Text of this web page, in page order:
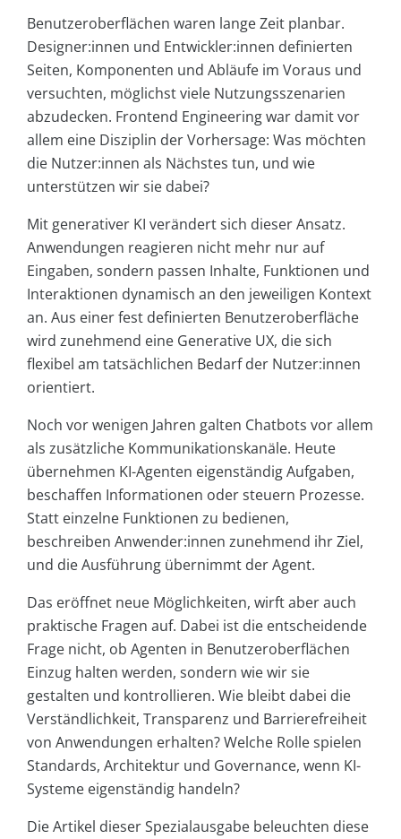
Benutzeroberflächen waren lange Zeit planbar.
Designer:innen und Entwickler:innen definierten
Seiten, Komponenten und Abläufe im Voraus und
versuchten, möglichst viele Nutzungsszenarien
abzudecken. Frontend Engineering war damit vor
allem eine Disziplin der Vorhersage: Was möchten
die Nutzer:innen als Nächstes tun, und wie
unterstützen wir sie dabei?
Mit generativer KI verändert sich dieser Ansatz.
Anwendungen reagieren nicht mehr nur auf
Eingaben, sondern passen Inhalte, Funktionen und
Interaktionen dynamisch an den jeweiligen Kontext
an. Aus einer fest definierten Benutzeroberfläche
wird zunehmend eine Generative UX, die sich
flexibel am tatsächlichen Bedarf der Nutzer:innen
orientiert.
Noch vor wenigen Jahren galten Chatbots vor allem
als zusätzliche Kommunikationskanäle. Heute
übernehmen KI-Agenten eigenständig Aufgaben,
beschaffen Informationen oder steuern Prozesse.
Statt einzelne Funktionen zu bedienen,
beschreiben Anwender:innen zunehmend ihr Ziel,
und die Ausführung übernimmt der Agent.
Das eröffnet neue Möglichkeiten, wirft aber auch
praktische Fragen auf. Dabei ist die entscheidende
Frage nicht, ob Agenten in Benutzeroberflächen
Einzug halten werden, sondern wie wir sie
gestalten und kontrollieren. Wie bleibt dabei die
Verständlichkeit, Transparenz und Barrierefreiheit
von Anwendungen erhalten? Welche Rolle spielen
Standards, Architektur und Governance, wenn KI-
Systeme eigenständig handeln?
Die Artikel dieser Spezialausgabe beleuchten diese